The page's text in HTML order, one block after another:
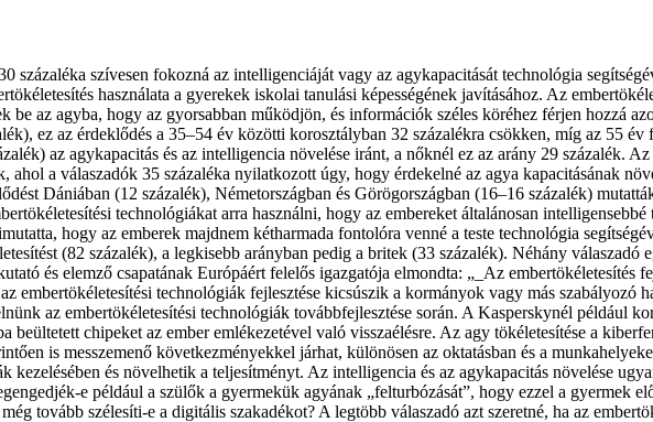
százaléka szívesen fokozná az intelligenciáját vagy az agykapacitását technológia
használata a gyerekek iskolai tanulási képességének javításához. Az
az agyba, hogy az gyorsabban működjön, és információk széles köréhez férjen hozzá
ez az érdeklődés a 35–54 év közötti korosztályban 32 százalékra csökken, míg az 55 év
az agykapacitás és az intelligencia növelése iránt, a nőknél ez az arány 29 százalék.
a válaszadók 35 százaléka nyilatkozott úgy, hogy érdekelné az agya kapacitásának
Dániában (12 százalék), Németországban és Görögországban (16–16 százalék)
technológiákat arra használni, hogy az embereket általánosan
hogy az emberek majdnem kétharmada fontolóra venné a teste technológia
(82 százalék), a legkisebb arányban pedig a britek (33 százalék). Néhány válaszadó
és elemző csapatának Európáért felelős igazgatója elmondta: „_Az embertökéletesítés
embertökéletesítési technológiák fejlesztése kicsúszik a kormányok vagy más szabályozó
az embertökéletesítési technológiák továbbfejlesztése során. A Kasperskynél például
chipeket az ember emlékezetével való visszaélésre. Az agy tökéletesítése a
is messzemenő következményekkel járhat, különösen az oktatásban és a
és növelhetik a teljesítményt. Az intelligencia és az agykapacitás növelése
e például a szülők a gyermekük agyának „felturbózását”, hogy ezzel a gyermek
tovább szélesíti-e a digitális szakadékot? A legtöbb válaszadó azt szeretné, ha az